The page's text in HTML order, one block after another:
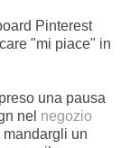
Pinterest
"mi piace" in
una pausa
nel negozio
mandargli un